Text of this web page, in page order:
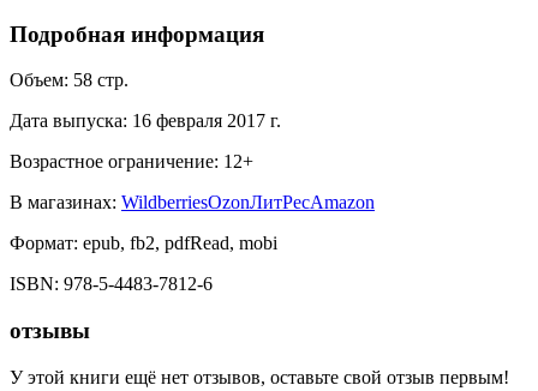
Подробная информация
Объем: 58 стр.
Дата выпуска: 16 февраля 2017 г.
Возрастное ограничение: 12+
В магазинах: WildberriesOzonЛитРесAmazon
Формат: epub, fb2, pdfRead, mobi
ISBN: 978-5-4483-7812-6
отзывы
У этой книги ещё нет отзывов, оставьте свой отзыв первым!